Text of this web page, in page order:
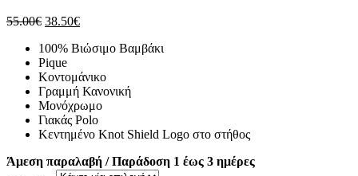
55.00€ Original
was:
55.00€.
38.50€Η
τιμή
38.50€.
100% Βιώσιμο Βαμβάκι
Pique
Κοντομάνικο
Γραμμή Κανονική
Μονόχρωμο
Γιακάς Polo
Κεντημένο Knot Shield Logo στο στήθος
Άμεση παραλαβή / Παράδοση 1 έως 3 ημέρες